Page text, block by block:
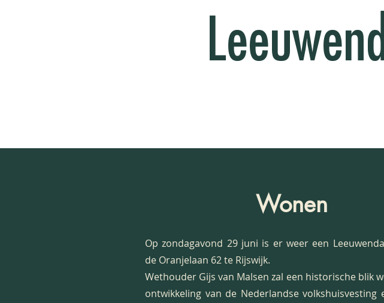
Wonen
Op zondagavond 29 juni is er weer een
de Oranjelaan 62 te Rijswijk.
Wethouder Gijs van Malsen zal een historische blik
ontwikkeling van de Nederlandse volkshuisvesting